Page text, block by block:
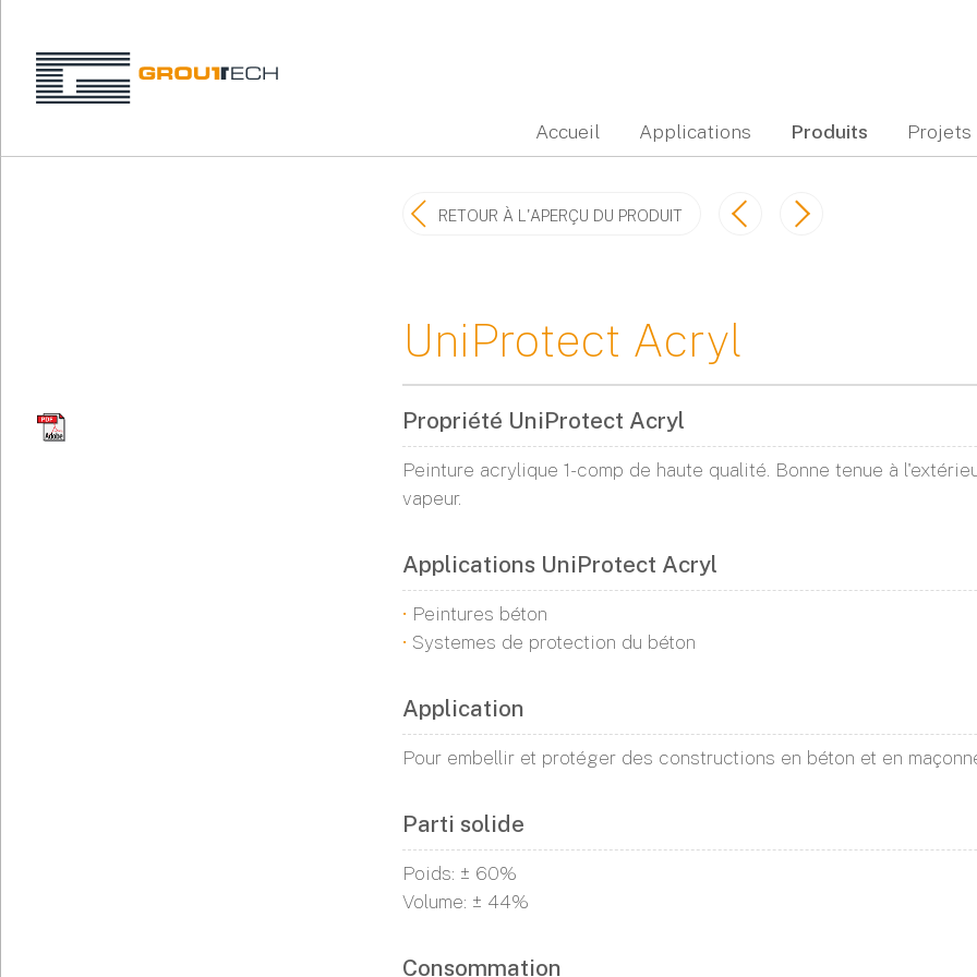
Accueil Applications Produits Projets
RETOUR À L'APERÇU DU PRODUIT
UniProtect Acryl
Propriété UniProtect Acryl
Peinture acrylique 1-comp de haute qualité. Bonne tenue à
vapeur.
Applications UniProtect Acryl
• Peintures béton
• Systemes de protection du béton
Application
Pour embellir et protéger des constructions en béton et en
Parti solide
Poids: ± 60%
Volume: ± 44%
Consommation